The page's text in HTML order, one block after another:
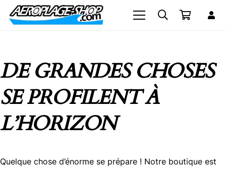
DE GRANDES CHOSES
SE PROFILENT À
L’HORIZON
Quelque chose d’énorme se prépare ! Notre boutique est